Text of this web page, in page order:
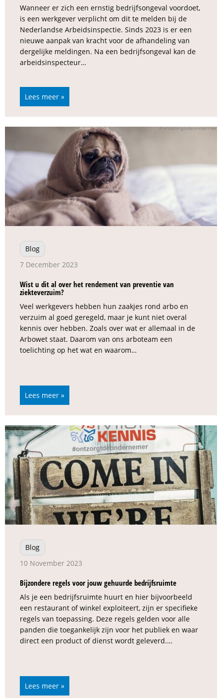
Wanneer er zich een ernstig bedrijfsongeval voordoet,
is een werkgever verplicht om dit te melden bij de
Nederlandse Arbeidsinspectie. Sinds 2023 is er een
nieuwe aanpak van kracht voor de afhandeling van
dergelijke meldingen. Na een bedrijfsongeval kan de
arbeidsinspecteur…
Lees meer »
Blog
7 December 2023
Wist u dit al over het rendement van preventie van
ziekteverzuim?
Veel werkgevers hebben hun zaakjes rond arbo en
verzuim al goed geregeld, maar je kunt niet overal
kennis over hebben. Zoals over wat er allemaal in de
Arbowet staat. Daarom van ons arboteam een
toelichting op het wat en waarom…
Lees meer »
Blog
10 November 2023
Bijzondere regels voor jouw gehuurde bedrijfsruimte
Als je een bedrijfsruimte huurt en hier bijvoorbeeld
een restaurant of winkel exploiteert, zijn er specifieke
regels van toepassing. Deze regels gelden voor alle
panden die toegankelijk zijn voor het publiek en waar
direct een product of dienst wordt geleverd.…
Lees meer »